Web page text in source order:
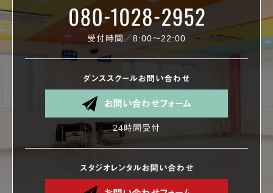
受付時間／8:00〜22:00
ダンススクールお問い合わせ
お問い合わせフォーム
24時間受付
スタジオレンタルお問い合わせ